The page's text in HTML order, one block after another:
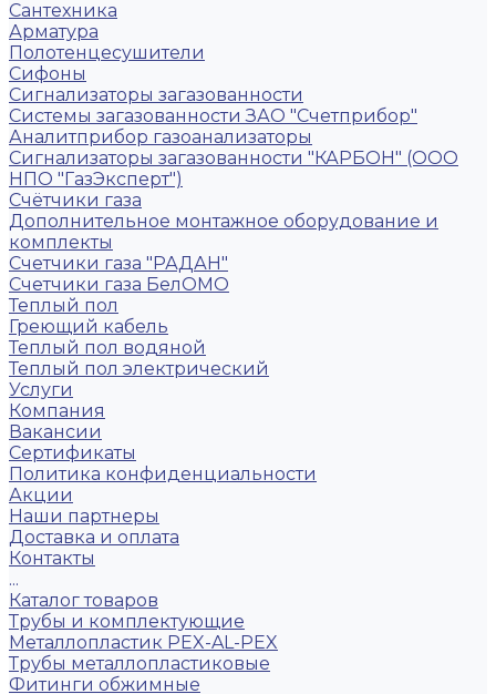
Сантехника
Арматура
Полотенцесушители
Сифоны
Сигнализаторы загазованности
Системы загазованности ЗАО "Счетприбор"
Аналитприбор газоанализаторы
Сигнализаторы загазованности "КАРБОН" (ООО
НПО "ГазЭксперт")
Счётчики газа
Дополнительное монтажное оборудование и
комплекты
Счетчики газа "РАДАН"
Счетчики газа БелОМО
Теплый пол
Греющий кабель
Теплый пол водяной
Теплый пол электрический
Услуги
Компания
Вакансии
Сертификаты
Политика конфиденциальности
Акции
Наши партнеры
Доставка и оплата
Контакты
...
Каталог товаров
Трубы и комплектующие
Металлопластик PEX-AL-PEX
Трубы металлопластиковые
Фитинги обжимные